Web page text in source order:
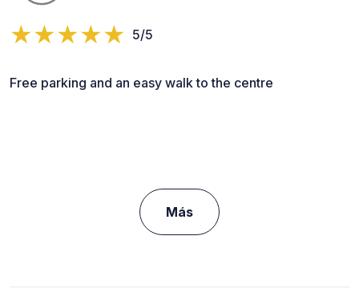
5/5
Free parking and an easy walk to the centre
Más